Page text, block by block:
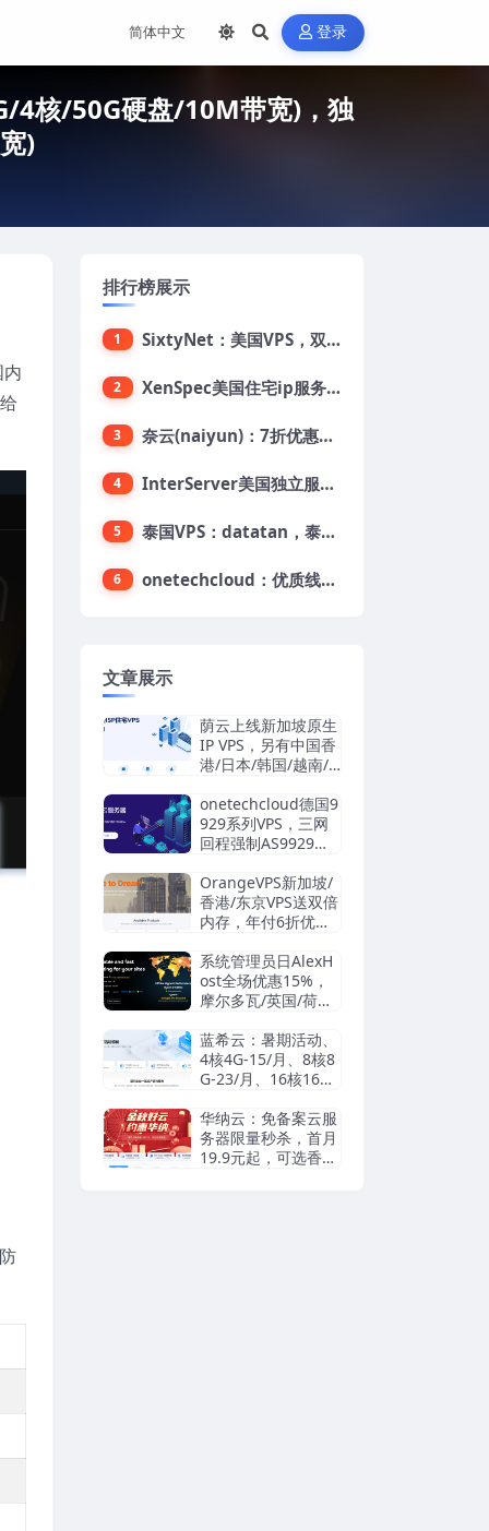
登录
4核/50G硬盘/10M带宽)，独
)
排行榜展示
1 SixtyNet：美国VPS，双ISP类住宅IP(AT&T)，CN2 GIA网络，超高DDoS防御，$14/月，2G内存/2核/40gSSD/5T流量/10Gbps带宽
2 XenSpec美国住宅ip服务器：美国家用ip/无限流量/10Gbps独享带宽/449美元/月起，支持支付宝
3 奈云(naiyun)：7折优惠，低至34元/月，洛杉矶/香港机房，三网CN2 GIA/CUII/高防保护，解锁Chatgpt/Tiktok
4 InterServer美国独立服务器：AMD RYZEN 3600X处理器，75美元/月，送40美元
5 泰国VPS：datatan，泰国不限流量VPS，$33/月，4G内存/3核/60gSSD
6 onetechcloud：优质线路，精品VPS低至28元，美国三网原生CN2 GIA（高防可选）、香港CN2、韩国CN2
文章展示
荫云上线新加坡原生
IP VPS，另有中国香
港/日本/韩国/越南/
德国/西班牙/美国双I
SP/中国台湾原生I
P，4.2美元/月起，
onetechcloud德国9
929系列VPS，三网
回程强制AS9929，
OrangeVPS新加坡/
香港/东京VPS送双倍
内存，年付6折优
起，支持支付宝/微
信/Paypal
系统管理员日AlexH
ost全场优惠15%，
摩尔多瓦/英国/荷兰/
S/独立服务器，无视
DMCA滥用投诉/可
匿名
蓝希云：暑期活动、
4核4G-15/月、8核8
G-23/月、16核16G-
华纳云：免备案云服
务器限量秒杀，首月
19.9元起，可选香港